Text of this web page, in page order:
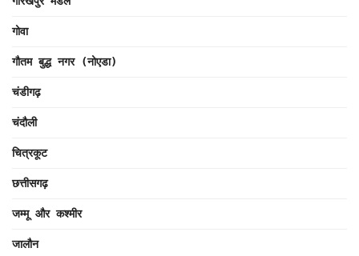
गोवा
गौतम बुद्ध नगर (नोएडा)
चंडीगढ़
चंदौली
चित्रकूट
छत्तीसगढ़
जम्मू और कश्मीर
जालौन